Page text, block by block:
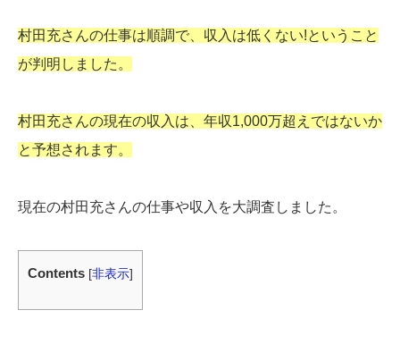
村田充さんの仕事は順調で、収入は低くない!ということ
が判明しました。
村田充さんの現在の収入は、年収1,000万超えではないか
と予想されます。
現在の村田充さんの仕事や収入を大調査しました。
Contents [非表示]